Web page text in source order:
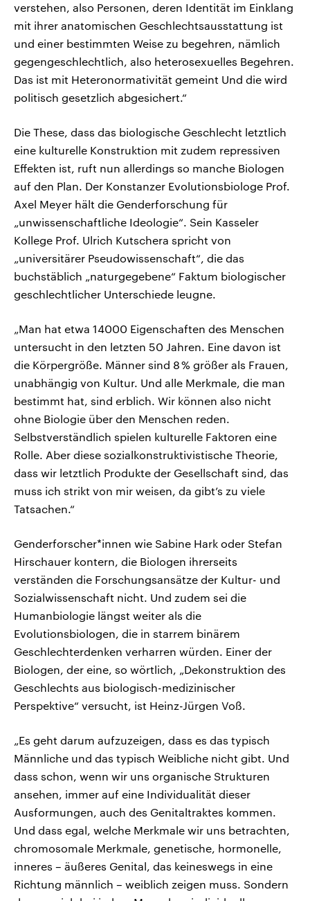
verstehen, also Personen, deren Identität im Einklang
mit ihrer anatomischen Geschlechtsausstattung ist
und einer bestimmten Weise zu begehren, nämlich
gegengeschlechtlich, also heterosexuelles Begehren.
Das ist mit Heteronormativität gemeint Und die wird
politisch gesetzlich abgesichert.“
Die These, dass das biologische Geschlecht letztlich
eine kulturelle Konstruktion mit zudem repressiven
Effekten ist, ruft nun allerdings so manche Biologen
auf den Plan. Der Konstanzer Evolutionsbiologe Prof.
Axel Meyer hält die Genderforschung für
„unwissenschaftliche Ideologie“. Sein Kasseler
Kollege Prof. Ulrich Kutschera spricht von
„universitärer Pseudowissenschaft“, die das
buchstäblich „naturgegebene“ Faktum biologischer
geschlechtlicher Unterschiede leugne.
„Man hat etwa 14000 Eigenschaften des Menschen
untersucht in den letzten 50 Jahren. Eine davon ist
die Körpergröße. Männer sind 8 % größer als Frauen,
unabhängig von Kultur. Und alle Merkmale, die man
bestimmt hat, sind erblich. Wir können also nicht
ohne Biologie über den Menschen reden.
Selbstverständlich spielen kulturelle Faktoren eine
Rolle. Aber diese sozialkonstruktivistische Theorie,
dass wir letztlich Produkte der Gesellschaft sind, das
muss ich strikt von mir weisen, da gibt’s zu viele
Tatsachen.“
Genderforscher*innen wie Sabine Hark oder Stefan
Hirschauer kontern, die Biologen ihrerseits
verständen die Forschungsansätze der Kultur- und
Sozialwissenschaft nicht. Und zudem sei die
Humanbiologie längst weiter als die
Evolutionsbiologen, die in starrem binärem
Geschlechterdenken verharren würden. Einer der
Biologen, der eine, so wörtlich, „Dekonstruktion des
Geschlechts aus biologisch-medizinischer
Perspektive“ versucht, ist Heinz-Jürgen Voß.
„Es geht darum aufzuzeigen, dass es das typisch
Männliche und das typisch Weibliche nicht gibt. Und
dass schon, wenn wir uns organische Strukturen
ansehen, immer auf eine Individualität dieser
Ausformungen, auch des Genitaltraktes kommen.
Und dass egal, welche Merkmale wir uns betrachten,
chromosomale Merkmale, genetische, hormonelle,
inneres – äußeres Genital, das keineswegs in eine
Richtung männlich – weiblich zeigen muss. Sondern